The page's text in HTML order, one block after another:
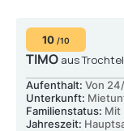
10 /10
TIMO aus
Aufenthalt: Von
Unterkunft:
Familienstatus: Mit
Jahreszeit: